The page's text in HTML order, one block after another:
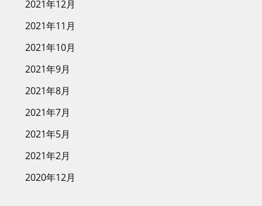
2021年12月
2021年11月
2021年10月
2021年9月
2021年8月
2021年7月
2021年5月
2021年2月
2020年12月